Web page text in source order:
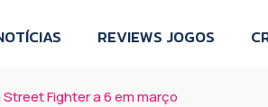
REVIEWS JOGOS
Fighter a 6 em março